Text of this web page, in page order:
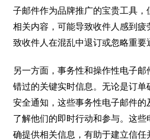
子邮件作为品牌推广的宝贵工具
相关内容，可能导致收件人感到
致收件人在混乱中退订或忽略重要
另一方面，事务性和操作性电子
错过的关键实时信息。无论是订
安全通知，这些事务性电子邮件
了解他们的即时行动和参与。这
确提供相关信息，有助于建立信任